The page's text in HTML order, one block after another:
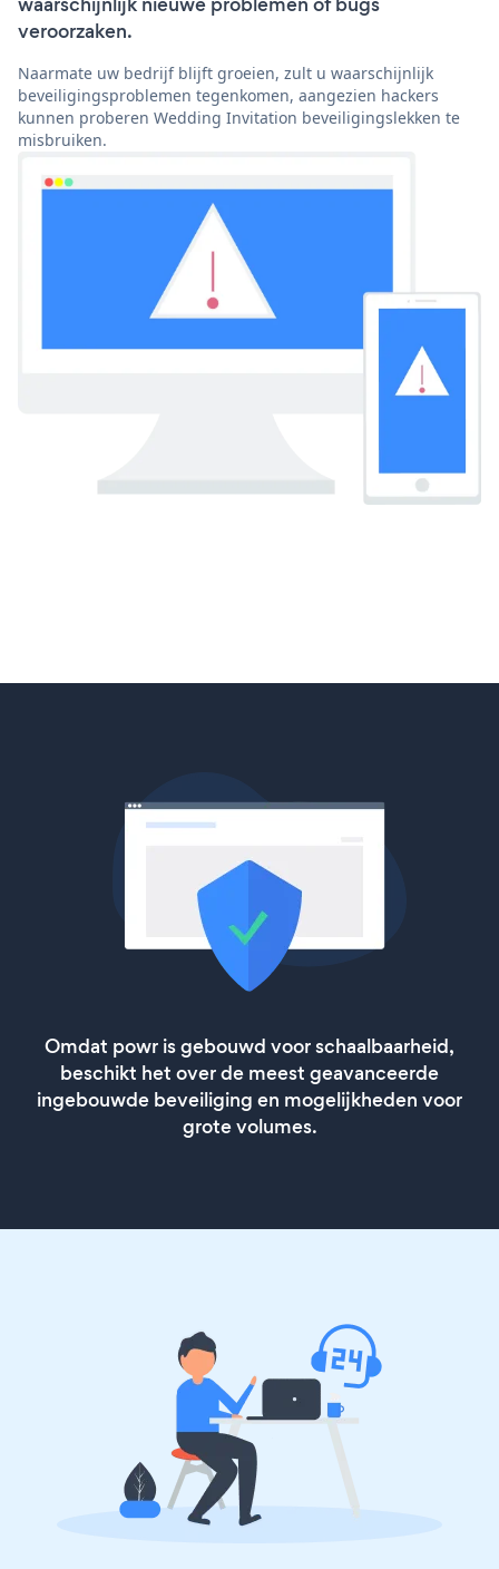
veroorzaken.
Naarmate uw bedrijf blijft groeien, zult u waarschijnlijk
beveiligingsproblemen tegenkomen, aangezien hackers
kunnen proberen Wedding Invitation beveiligingslekken te
misbruiken.
Omdat powr is gebouwd voor schaalbaarheid,
beschikt het over de meest geavanceerde
ingebouwde beveiliging en mogelijkheden voor
grote volumes.